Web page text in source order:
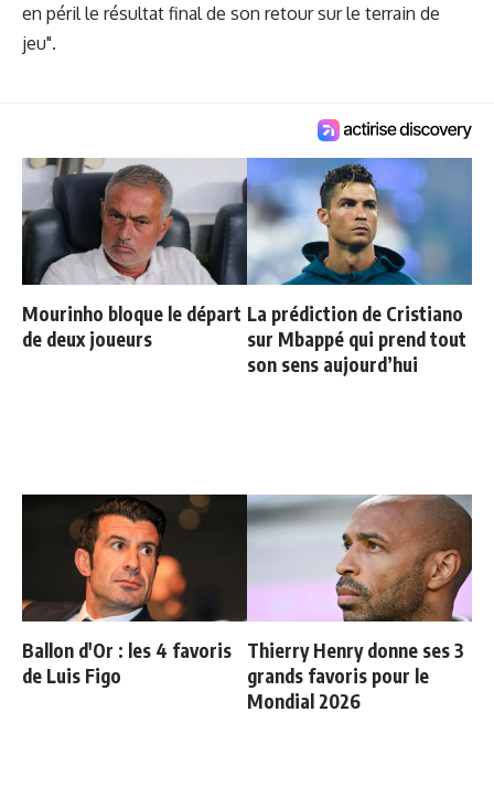
en péril le résultat final de son retour sur le terrain de
jeu".
Mourinho bloque le départ
de deux joueurs
La prédiction de Cristiano
sur Mbappé qui prend tout
son sens aujourd’hui
Ballon d'Or : les 4 favoris
de Luis Figo
Thierry Henry donne ses 3
grands favoris pour le
Mondial 2026